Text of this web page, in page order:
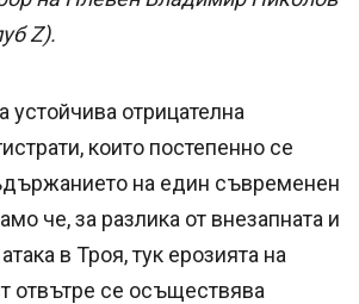
Z).
устойчива отрицателна
които постепенно се
на един съвременен
че, за разлика от внезапната и
в Троя, тук ерозията на
отвътре се осъществява